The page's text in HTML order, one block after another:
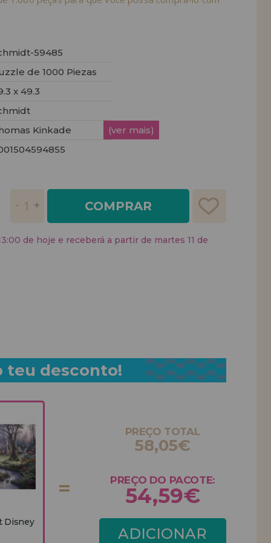
59485
de 1000 Piezas
x 49.3
Kinkade
(ver mais)
COMPRAR
de hoje e receberá a partir de martes 11 de
teu desconto!
Disney
PREÇO TOTAL
58,05€
PREÇO DO PACOTE:
54,59€
ADICIONAR